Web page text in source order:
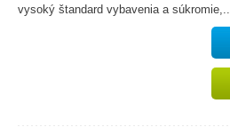
vysoký štandard vybavenia a súkromie,..